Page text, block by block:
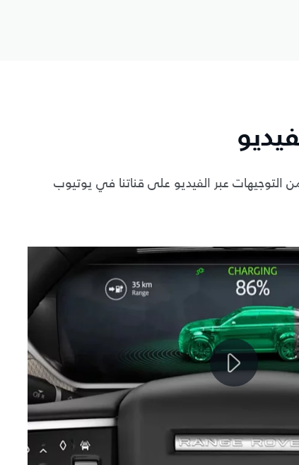
التوجيهات عبر الفيديو على قناتنا في يوتيوب